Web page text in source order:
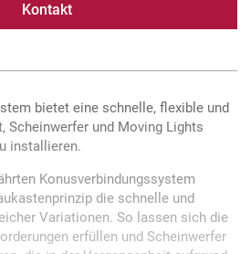
Kontakt
bietet eine schnelle, flexible und
Scheinwerfer und Moving Lights
installieren.
Konusverbindungssystem
die schnelle und
Variationen. So lassen sich die
erfüllen und Scheinwerfer